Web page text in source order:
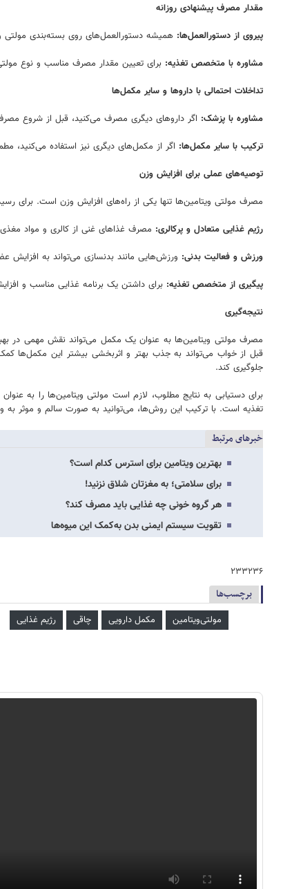
مقدار مصرف پیشنهادی روزانه
پیروی از دستورالعمل‌ها: همیشه دستورالعمل‌های روی بسته‌بندی مولتی
مشاوره با متخصص تغذیه: برای تعیین مقدار مصرف مناسب و نوع
تداخلات احتمالی با داروها و سایر مکمل‌ها
مشاوره با پزشک: اگر داروهای دیگری مصرف می‌کنید، قبل از شروع
ترکیب با سایر مکمل‌ها: اگر از مکمل‌های دیگری نیز استفاده می‌کنید،
توصیه‌های عملی برای افزایش وزن
مصرف مولتی ویتامین‌ها تنها یکی از راه‌های افزایش وزن است. برای
رژیم غذایی متعادل و پرکالری: مصرف غذاهای غنی از کالری و مواد
ورزش و فعالیت بدنی: ورزش‌هایی مانند بدنسازی می‌تواند به
پیگیری از متخصص تغذیه: برای داشتن یک برنامه غذایی مناسب و
نتیجه‌گیری
مصرف مولتی ویتامین‌ها به عنوان یک مکمل می‌تواند نقش مهمی در
قبل از خواب می‌تواند به جذب بهتر و اثربخشی بیشتر این مکمل‌ها
جلوگیری کند.
برای دستیابی به نتایج مطلوب، لازم است مولتی ویتامین‌ها را به
تغذیه است. با ترکیب این روش‌ها، می‌توانید به صورت سالم و موثر به
خبرهای مرتبط
بهترین ویتامین برای استرس کدام است؟
برای سلامتی؛ به مغزتان شلاق نزنید!
هر گروه‌ خونی چه غذایی باید مصرف کند؟
تقویت سیستم ایمنی بدن به‌کمک این میوه‌ها
۲۳۳۲۳۶
برچسب‌ها
مولتی‌ویتامین مکمل دارویی چاقی رژیم غذایی